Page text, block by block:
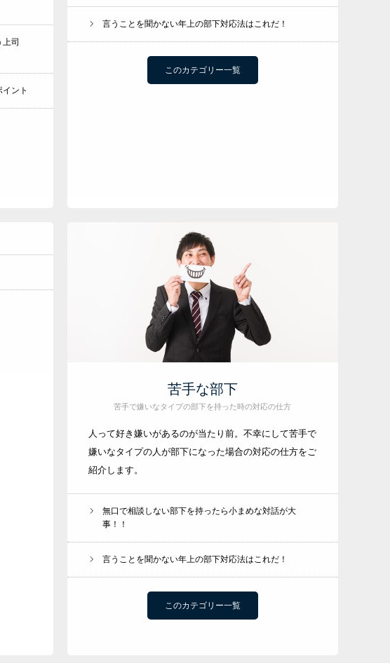
司
ント
言うことを聞かない年上の部下対応法はこれだ！
このカテゴリー一覧
苦手な部下
苦手で嫌いなタイプの部下を持った時の対応の仕方
人って好き嫌いがあるのが当たり前。不幸にして苦手で
嫌いなタイプの人が部下になった場合の対応の仕方をご
紹介します。
無口で相談しない部下を持ったら小まめな対話が大
事！！
言うことを聞かない年上の部下対応法はこれだ！
このカテゴリー一覧